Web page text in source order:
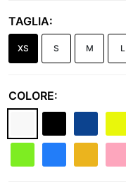
TAGLIA:
XS S M L
COLORE: